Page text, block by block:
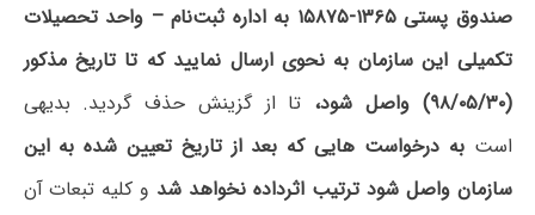
صندوق پستی ۱۳۶۵-۱۵۸۷۵ به اداره ثبت‌نام – واحد تحصیلات
تکمیلی این سازمان به نحوی ارسال نمایید کهتا تاریخ مذکور
(۹۸/۰۵/۳۰
) واصل شود، تا از گزینش حذف گردید. بدیهی
است به درخواست هایی که بعد از تاریخ تعیین شده به این
سازمان واصل شود ترتیب اثرداده نخواهد شد و کلیه تبعات آن